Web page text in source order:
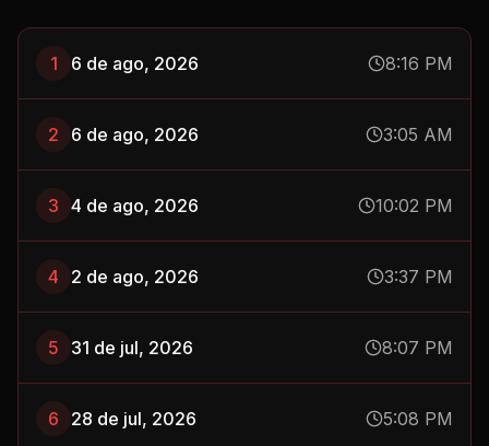
1 6 de ago, 2026 8:16 PM
2 6 de ago, 2026 3:05 AM
3 4 de ago, 2026 10:02 PM
4 2 de ago, 2026 3:37 PM
5 31 de jul, 2026 8:07 PM
6 28 de jul, 2026 5:08 PM